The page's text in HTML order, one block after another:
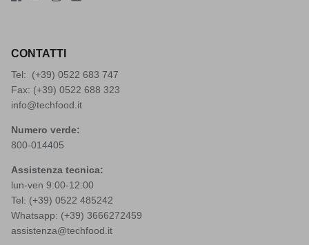
CONTATTI
Tel: (+39) 0522 683 747
Fax: (+39) 0522 688 323
info@techfood.it
Numero verde:
800-014405
Assistenza tecnica:
lun-ven 9:00-12:00
Tel: (+39) 0522 485242
Whatsapp: (+39) 3666272459
assistenza@techfood.it